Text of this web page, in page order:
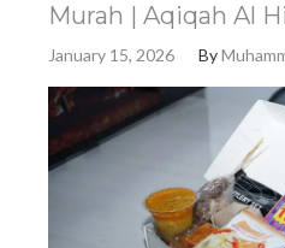
Murah | Aqiqah Al
January 15, 2026 By